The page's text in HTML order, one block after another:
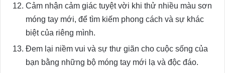
Cảm nhận cảm giác tuyệt vời khi thử nhiều màu sơn
móng tay mới, để tìm kiếm phong cách và sự khác
biệt của riêng mình.
Đem lại niềm vui và sự thư giãn cho cuộc sống của
bạn bằng những bộ móng tay mới lạ và độc đáo.